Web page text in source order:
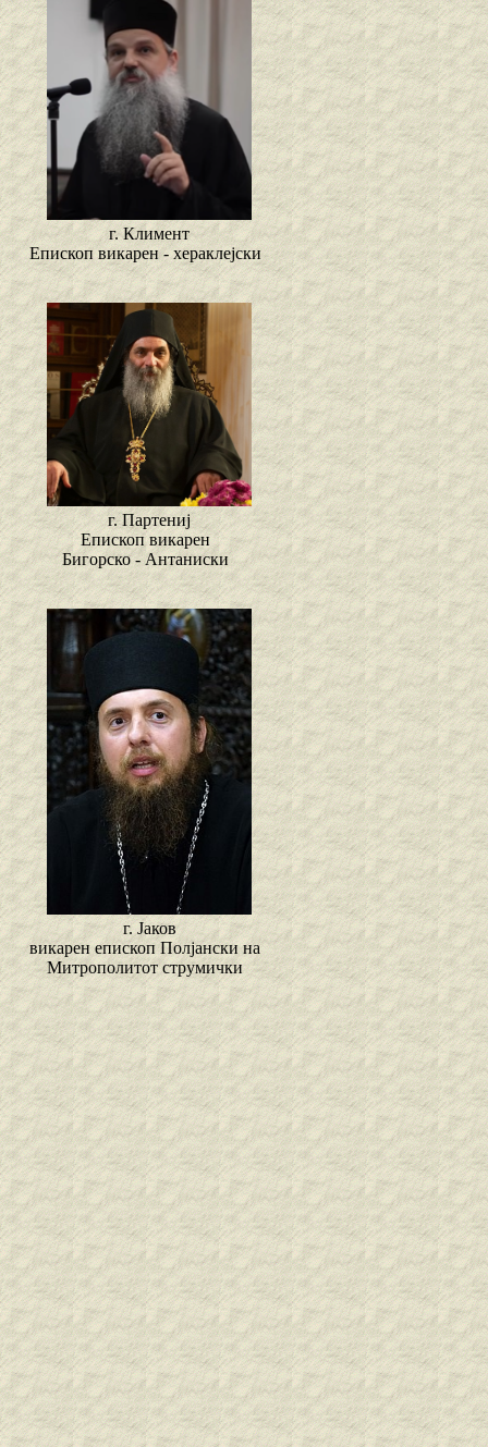
г. Климент
Епископ викарен - хераклејски
г. Партениј
Епископ викарен
Бигорско - Антаниски
г. Јаков
викарен епископ Полјански на
Митрополитот струмички